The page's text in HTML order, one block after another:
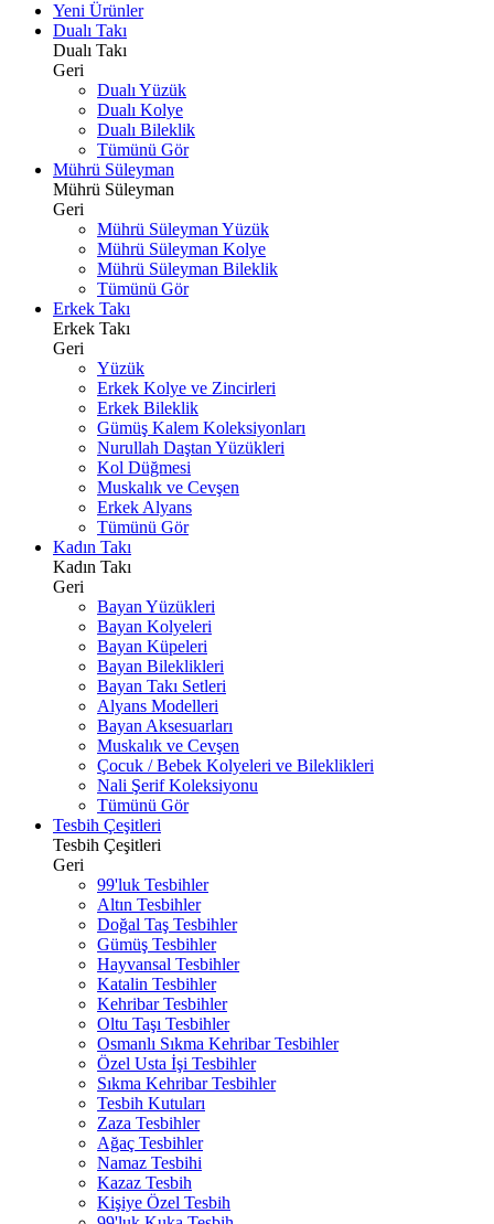
Yeni Ürünler
Dualı Takı
Dualı Takı
Geri
Dualı Yüzük
Dualı Kolye
Dualı Bileklik
Tümünü Gör
Mührü Süleyman
Mührü Süleyman
Geri
Mührü Süleyman Yüzük
Mührü Süleyman Kolye
Mührü Süleyman Bileklik
Tümünü Gör
Erkek Takı
Erkek Takı
Geri
Yüzük
Erkek Kolye ve Zincirleri
Erkek Bileklik
Gümüş Kalem Koleksiyonları
Nurullah Daştan Yüzükleri
Kol Düğmesi
Muskalık ve Cevşen
Erkek Alyans
Tümünü Gör
Kadın Takı
Kadın Takı
Geri
Bayan Yüzükleri
Bayan Kolyeleri
Bayan Küpeleri
Bayan Bileklikleri
Bayan Takı Setleri
Alyans Modelleri
Bayan Aksesuarları
Muskalık ve Cevşen
Çocuk / Bebek Kolyeleri ve Bileklikleri
Nali Şerif Koleksiyonu
Tümünü Gör
Tesbih Çeşitleri
Tesbih Çeşitleri
Geri
99'luk Tesbihler
Altın Tesbihler
Doğal Taş Tesbihler
Gümüş Tesbihler
Hayvansal Tesbihler
Katalin Tesbihler
Kehribar Tesbihler
Oltu Taşı Tesbihler
Osmanlı Sıkma Kehribar Tesbihler
Özel Usta İşi Tesbihler
Sıkma Kehribar Tesbihler
Tesbih Kutuları
Zaza Tesbihler
Ağaç Tesbihler
Namaz Tesbihi
Kazaz Tesbih
Kişiye Özel Tesbih